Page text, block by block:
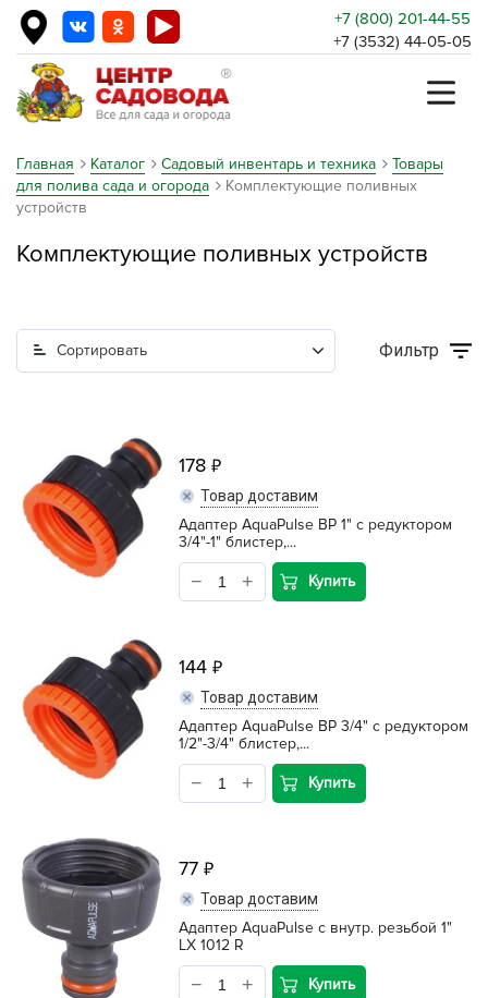
+7 (800) 201-44-55
+7 (3532) 44-05-05
Главная Каталог Садовый инвентарь и техника
Товары
для полива сада и огорода
Комплектующие поливных
устройств
Комплектующие поливных устройств
Сортировать Фильтр
178
Товар доставим
Адаптер AquaPulse ВР 1" с редуктором
3/4"-1" блистер,...
Купить
144
Товар доставим
Адаптер AquaPulse ВР 3/4" с редуктором
1/2"-3/4" блистер,...
Купить
77
Товар доставим
Адаптер AquaPulse с внутр. резьбой 1"
LX 1012 R
Купить